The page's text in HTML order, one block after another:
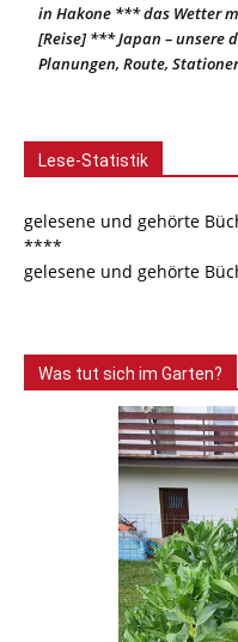
in Hakone *** das Wetter
[Reise] *** Japan – unsere
Planungen, Route,
Lese-Statistik
gelesene und gehörte
****
gelesene und gehörte
Was tut sich im Garten?